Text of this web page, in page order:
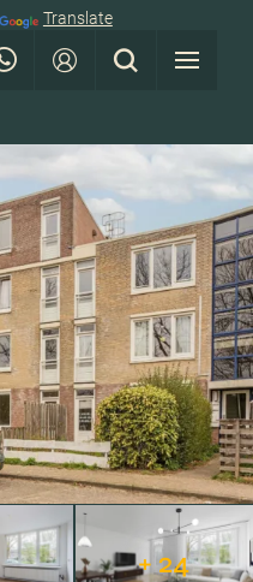
Translate
+ 24